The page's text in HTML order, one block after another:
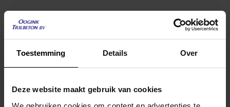
Toestemming Details Over
Deze website maakt gebruik van cookies